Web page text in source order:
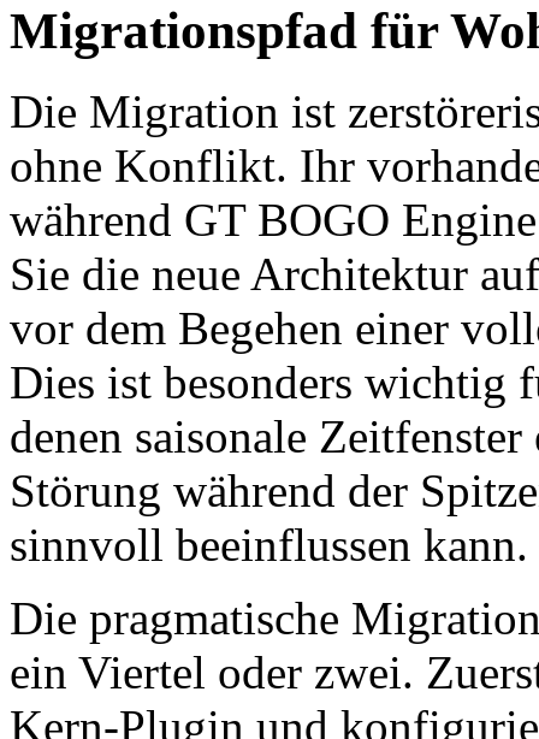
Migrationspfad für
Die Migration ist
ohne Konflikt. Ihr
während GT BOGO
Sie die neue Architektur
vor dem Begehen einer
Dies ist besonders wichtig
denen saisonale
Störung während der
sinnvoll beeinflussen kann.
Die pragmatische
ein Viertel oder zwei.
Kern-Plugin und